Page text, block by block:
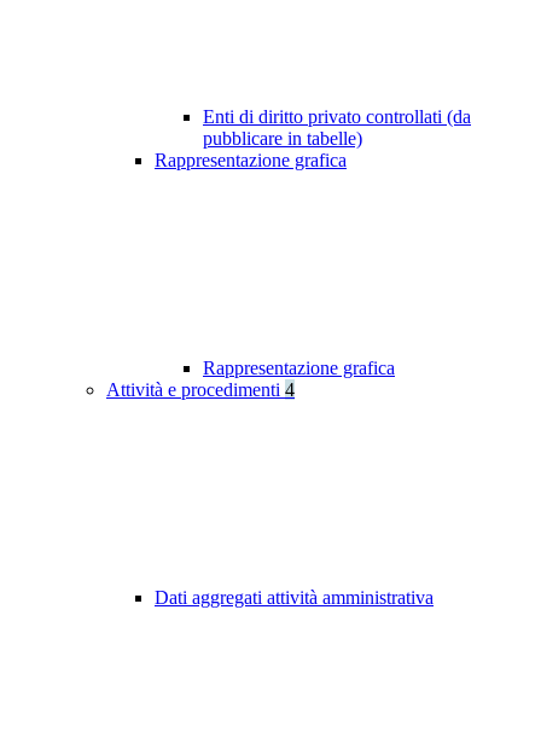
Enti di diritto privato controllati (da
pubblicare in tabelle)
Rappresentazione grafica
Rappresentazione grafica
Attività e procedimenti 4
Dati aggregati attività amministrativa